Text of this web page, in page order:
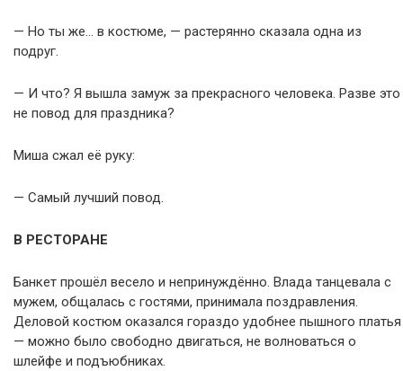
— Но ты же… в костюме, — растерянно сказала одна из
подруг.
— И что? Я вышла замуж за прекрасного человека. Разве это
не повод для праздника?
Миша сжал её руку:
— Самый лучший повод.
В РЕСТОРАНЕ
Банкет прошёл весело и непринуждённо. Влада танцевала с
мужем, общалась с гостями, принимала поздравления.
Деловой костюм оказался гораздо удобнее пышного платья
— можно было свободно двигаться, не волноваться о
шлейфе и подъюбниках.